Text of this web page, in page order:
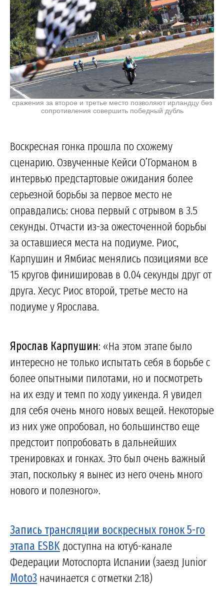
сражения за второе и третье место позволяют ирландцу без
сопротивления совершить победный дубль
Воскресная гонка прошла по схожему
сценарию. Озвученные Кейси О’Горманом в
интервью предстартовые ожидания более
серьезной борьбы за первое место не
оправдались: снова первый с отрывом в 3.5
секунды. Отчасти из-за ожесточенной борьбы
за оставшиеся места на подиуме. Риос,
Карпушин и Ямбиас менялись позициями все
15 кругов финишировав в 0.04 секунды друг от
друга. Хесус Риос второй, третье место на
подиуме у Ярослава.
Ярослав Карпушин: «На этом этапе было
интересно не только испытать себя в борьбе с
более опытными пилотами, но и посмотреть
на их езду и темп по ходу уикенда. Я увидел
для себя очень много новых вещей. Некоторые
из них уже опробовал, но большинство еще
предстоит попробовать в дальнейших
тренировках и гонках. Это был очень важный
этап, поскольку я вынес из него очень много
нового и полезного».
Запись трансляции воскресных гонок 5-го
этапа ESBK доступна на ютуб-канале
Федерации Мотоспорта Испании (заезд Junior
Moto3 начинается с отметки 2:18)